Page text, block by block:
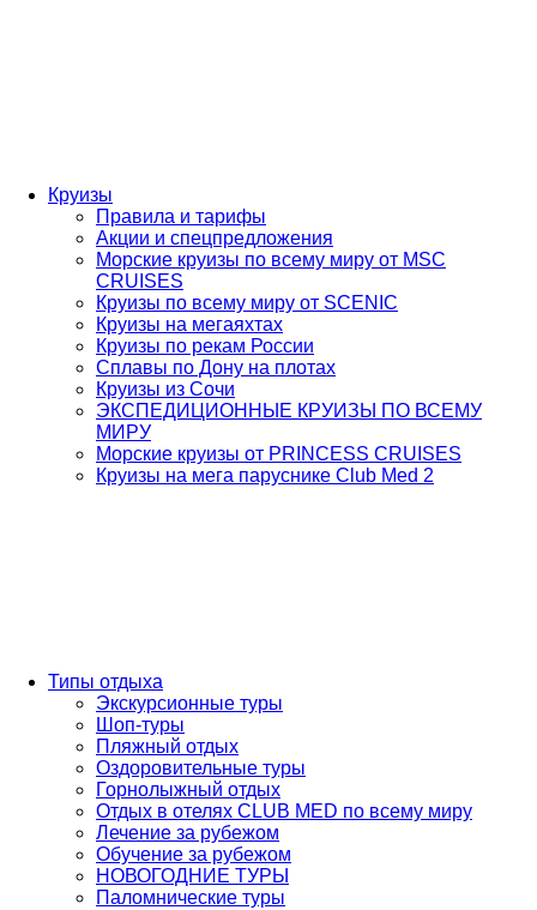
Круизы
Правила и тарифы
Акции и спецпредложения
Морские круизы по всему миру от MSC
CRUISES
Круизы по всему миру от SCENIC
Круизы на мегаяхтах
Круизы по рекам России
Сплавы по Дону на плотах
Круизы из Сочи
ЭКСПЕДИЦИОННЫЕ КРУИЗЫ ПО ВСЕМУ
МИРУ
Морские круизы от PRINCESS CRUISES
Круизы на мега паруснике Club Med 2
Типы отдыха
Экскурсионные туры
Шоп-туры
Пляжный отдых
Оздоровительные туры
Горнолыжный отдых
Отдых в отелях CLUB MED по всему миру
Лечение за рубежом
Обучение за рубежом
НОВОГОДНИЕ ТУРЫ
Паломнические туры